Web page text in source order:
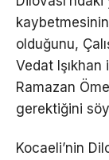
olduğunu,
Vedat Işıkhan
Ramazan
gerektiğini
Kocaeli’nin